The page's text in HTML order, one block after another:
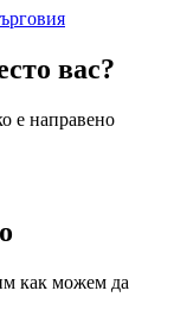
вас?
е направено
как можем да